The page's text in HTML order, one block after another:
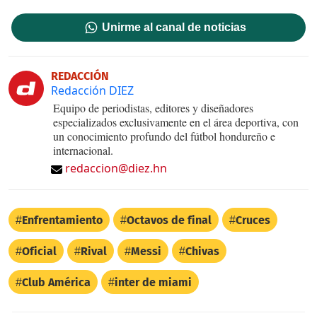
Unirme al canal de noticias
REDACCIÓN
Redacción DIEZ
Equipo de periodistas, editores y diseñadores
especializados exclusivamente en el área deportiva, con
un conocimiento profundo del fútbol hondureño e
internacional.
redaccion@diez.hn
Enfrentamiento Octavos de final Cruces
Oficial Rival Messi Chivas
Club América inter de miami